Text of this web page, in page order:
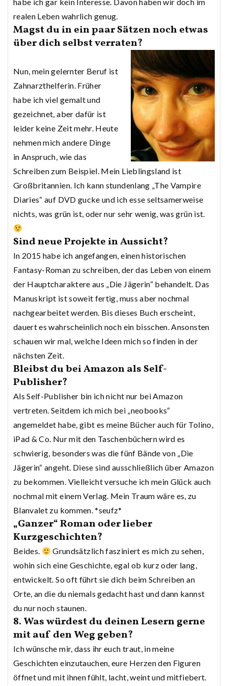
realen Leben wahrlich genug.
Magst du in ein paar Sätzen noch etwas
über dich selbst verraten?
Nun, mein gelernter Beruf ist
Zahnarzthelferin. Früher
habe ich viel gemalt und
gezeichnet, aber dafür ist
leider keine Zeit mehr. Heute
nehmen mich andere Dinge
in Anspruch, wie das
Schreiben zum Beispiel. Mein Lieblingsland ist
Großbritannien. Ich kann stundenlang „The Vampire
Diaries“ auf DVD gucke und ich esse seltsamerweise
nichts, was grün ist, oder nur sehr wenig, was grün ist.
Sind neue Projekte in Aussicht?
In 2015 habe ich angefangen, einen historischen
Fantasy-Roman zu schreiben, der das Leben von einem
der Hauptcharaktere aus „Die Jägerin“ behandelt. Das
Manuskript ist soweit fertig, muss aber nochmal
nachgearbeitet werden. Bis dieses Buch erscheint,
dauert es wahrscheinlich noch ein bisschen. Ansonsten
schauen wir mal, welche Ideen mich so finden in der
nächsten Zeit.
Bleibst du bei Amazon als Self-
Publisher?
Als Self-Publisher bin ich nicht nur bei Amazon
vertreten. Seitdem ich mich bei „neobooks“
angemeldet habe, gibt es meine Bücher auch für Tolino,
iPad & Co. Nur mit den Taschenbüchern wird es
schwierig, besonders was die fünf Bände von „Die
Jägerin“ angeht. Diese sind ausschließlich über Amazon
zu bekommen. Vielleicht versuche ich mein Glück auch
nochmal mit einem Verlag. Mein Traum wäre es, zu
Blanvalet zu kommen. *seufz*
„Ganzer“ Roman oder lieber
Kurzgeschichten?
Beides.
Grundsätzlich fasziniert es mich zu sehen,
wohin sich eine Geschichte, egal ob kurz oder lang,
entwickelt. So oft führt sie dich beim Schreiben an
Orte, an die du niemals gedacht hast und dann kannst
du nur noch staunen.
8. Was würdest du deinen Lesern gerne
mit auf den Weg geben?
Ich wünsche mir, dass ihr euch traut, in meine
Geschichten einzutauchen, eure Herzen den Figuren
öffnet und mit ihnen fühlt, lacht, weint und mitfiebert.